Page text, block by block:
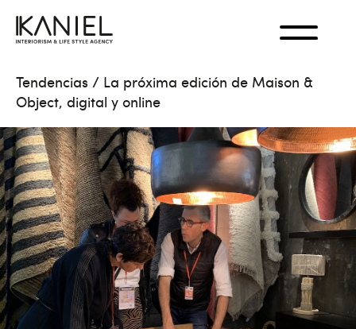
Tendencias / La próxima edición de Maison &
Object, digital y online